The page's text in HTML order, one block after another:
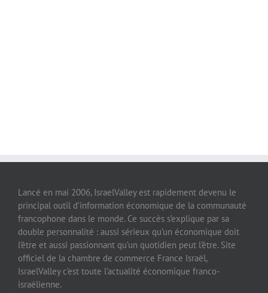
Lancé en mai 2006, IsraelValley est rapidement devenu le
principal outil d’information économique de la communauté
francophone dans le monde. Ce succès s’explique par sa
double personnalité : aussi sérieux qu’un économique doit
l’être et aussi passionnant qu’un quotidien peut l’être. Site
officiel de la chambre de commerce France Israël,
IsraelValley c’est toute l’actualité économique franco-
israélienne.